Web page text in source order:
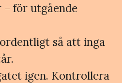
för utgående
så att inga
igen. Kontrollera